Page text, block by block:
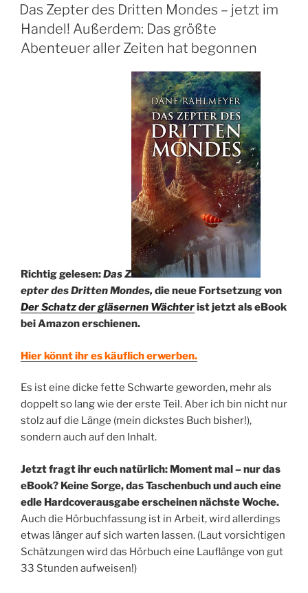
AM
Das Zepter des Dritten Mondes – jetzt im
Handel! Außerdem: Das größte
Abenteuer aller Zeiten hat begonnen
Richtig gelesen:Das Z
epter des Dritten Mondes, die neue Fortsetzung von
Der Schatz der gläsernen Wächterist jetzt als eBook
bei Amazon erschienen.
Hier könnt ihr es käuflich erwerben.
Es ist eine dicke fette Schwarte geworden, mehr als
doppelt so lang wie der erste Teil. Aber ich bin nicht nur
stolz auf die Länge (mein dickstes Buch bisher!),
sondern auch auf den Inhalt.
Jetzt fragt ihr euch natürlich: Moment mal – nur das
eBook? Keine Sorge, das Taschenbuch und auch eine
edle Hardcoverausgabe erscheinen nächste Woche.
Auch die Hörbuchfassung ist in Arbeit, wird allerdings
etwas länger auf sich warten lassen. (Laut vorsichtigen
Schätzungen wird das Hörbuch eine Lauflänge von gut
33 Stunden aufweisen!)